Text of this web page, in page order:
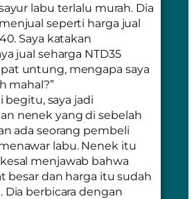
labu terlalu murah. Dia
seperti harga jual
Saya katakan
jual seharga NTD35
untung, mengapa saya
mahal?”
begitu, saya jadi
nenek yang di sebelah
ada seorang pembeli
labu. Nenek itu
menjawab bahwa
besar dan harga itu sudah
Dia berbicara dengan